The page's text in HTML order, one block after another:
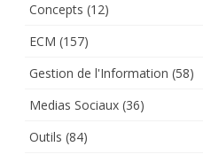
Concepts (12)
ECM (157)
Gestion de l'Information (58)
Medias Sociaux (36)
Outils (84)